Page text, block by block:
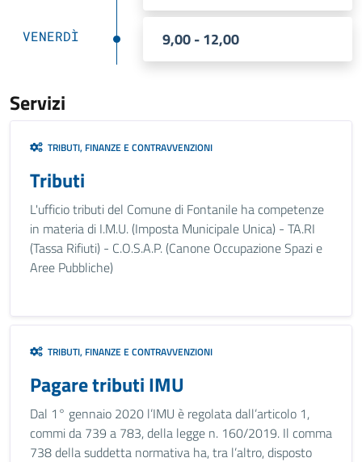
VENERDÌ 9,00 - 12,00
Servizi
TRIBUTI, FINANZE E CONTRAVVENZIONI
Tributi
L'ufficio tributi del Comune di Fontanile ha competenze
in materia di I.M.U. (Imposta Municipale Unica) - TA.RI
(Tassa Rifiuti) - C.O.S.A.P. (Canone Occupazione Spazi e
Aree Pubbliche)
TRIBUTI, FINANZE E CONTRAVVENZIONI
Pagare tributi IMU
Dal 1° gennaio 2020 l’IMU è regolata dall’articolo 1,
commi da 739 a 783, della legge n. 160/2019. Il comma
738 della suddetta normativa ha, tra l’altro, disposto